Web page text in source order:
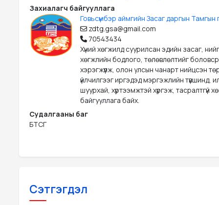
Захиалагч байгууллага
Говьсүмбэр аймгийн Засаг даргын Тамгын
zdtg.gsa@gmail.com
70543434
Хүний хөгжилд суурилсан эдийн засаг,
хөгжлийн бодлого, төлөвлөлтийг
хэрэгжүүлж, олон улсын чанарт нийцсэн
үйлчилгээг иргэдэд мэргэжлийн түвшинд,
шуурхай, хүртээмжтэй хүргэж, тасралтгүй
байгууллага байх.
Судалгааны баг
БТСГ
Сэтгэгдэл